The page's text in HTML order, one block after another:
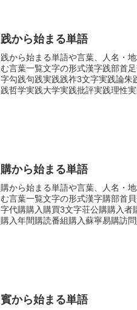
践から始まる単語
践から始まる単語や言葉、人名・
む言葉一覧文字の形式漢字践部首
字勾践句践実践践祚3文字実践論
践哲学実践大学実践批評実践理性実
購から始まる単語
購から始まる単語や言葉、人名・
む言葉一覧文字の形式漢字購部首
字代購購入購買3文字荘公購購入
購入年間購読番組購入蘇寧易購訪問
賓から始まる単語